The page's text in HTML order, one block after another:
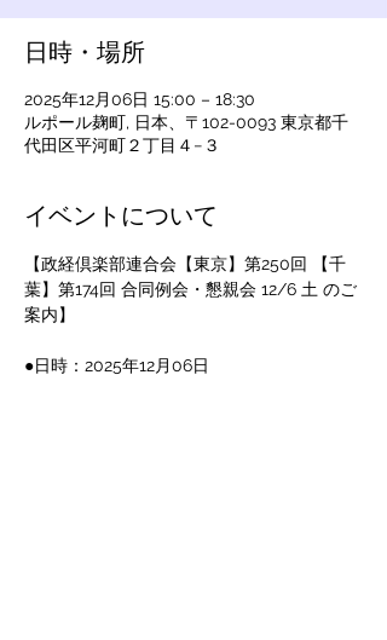
日時・場所
2025年12月06日 15:00 – 18:30
ルポール麹町, 日本、〒102-0093 東京都千
代田区平河町２丁目４−３
イベントについて
【政経倶楽部連合会【東京】第250回 【千
葉】第174回 合同例会・懇親会 12/6 土 のご
案内】
●日時：2025年12月06日